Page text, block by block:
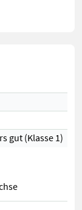
gut (Klasse 1)